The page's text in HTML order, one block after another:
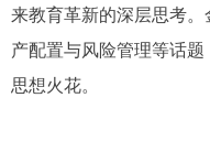
来教育革新的深层思考
产配置与风险管理等话
思想火花。